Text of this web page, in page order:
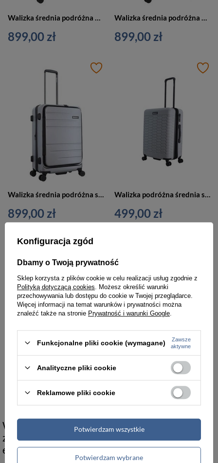
899,00 zł 899,00 zł
Walizka średnia podróżna srebrna - Discovery PATROL D003HA.60.23
899,00 zł
Walizka podróżna średnia srebrna 4 kółka - Discovery REPTILE D004HA.60.23
499,00 zł
Walizka podróżna średnia czarna 4 kółka - Discovery REPTILE D004HA.60.06
459,00 zł
Walizki damskie średnie Discovery łączą
zaawansowaną inżynierię z nowoczesną
estetyką
Konfiguracja zgód
Dbamy o Twoją prywatność
Sklep korzysta z plików cookie w celu realizacji usług zgodnie z
Polityką dotyczącą cookies . Możesz określić warunki
przechowywania lub dostępu do cookie w Twojej przeglądarce.
Więcej informacji na temat warunków i prywatności można
znaleźć także na stronie Prywatność i warunki Google
Funkcjonalne pliki cookie (wymagane)
Zawsze
aktywne
Analityczne pliki cookie
Reklamowe pliki cookie
Potwierdzam wybrane
Potwierdzam wszystkie